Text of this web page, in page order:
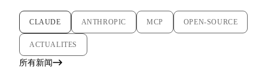
CLAUDE ANTHROPIC MCP OPEN-SOURCE
ACTUALITES
所有新闻